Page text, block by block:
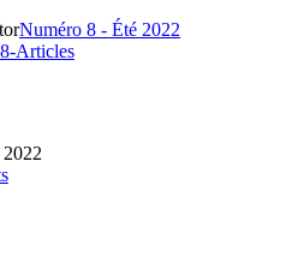
Numéro 8 - Été 2022
Articles